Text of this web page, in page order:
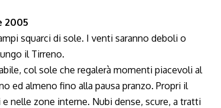
2005
squarci di sole. I venti saranno deboli o
il Tirreno.
col sole che regalerà momenti piacevoli al
ed almeno fino alla pausa pranzo. Propri il
nelle zone interne. Nubi dense, scure, a tratti